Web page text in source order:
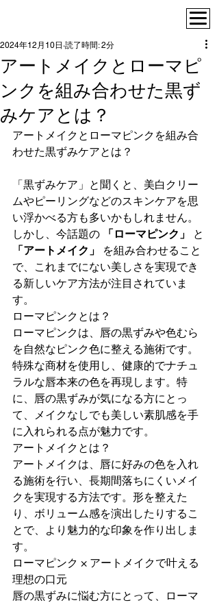
アートメイクとローマピ
ンクを組み合わせた黒ず
みケアとは？
2024年12月10日 読了時間: 2分
アートメイクとローマピンクを組み合
わせた黒ずみケアとは？
「黒ずみケア」と聞くと、美白クリー
ムやピーリングなどのスキンケアを思
い浮かべる方も多いかもしれません。
しかし、今話題の
「ローマピンク」
と
「アートメイク」
を組み合わせること
で、これまでにない美しさを実現でき
る新しいケア方法が注目されていま
す。
ローマピンクとは？
ローマピンクは、唇の黒ずみや色むら
を自然なピンク色に整える施術です。
特殊な商材を使用し、健康的でナチュ
ラルな唇本来の色を再現します。特
に、唇の黒ずみが気になる方にとっ
て、メイクなしでも美しい素肌感を手
に入れられる点が魅力です。
アートメイクとは？
アートメイクは、唇に好みの色を入れ
る施術を行い、長期間落ちにくいメイ
クを実現する方法です。形を整えた
り、ボリューム感を演出したりするこ
とで、より魅力的な印象を作り出しま
す。
ローマピンク × アートメイクで叶える
理想の口元
唇の黒ずみに悩む方にとって、ローマ